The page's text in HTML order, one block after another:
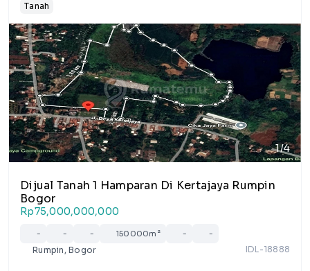
Tanah
1/4
Dijual Tanah 1 Hamparan Di Kertajaya Rumpin
Bogor
Rp75,000,000,000
- - - 150000m² - -
Rumpin, Bogor IDL-18888